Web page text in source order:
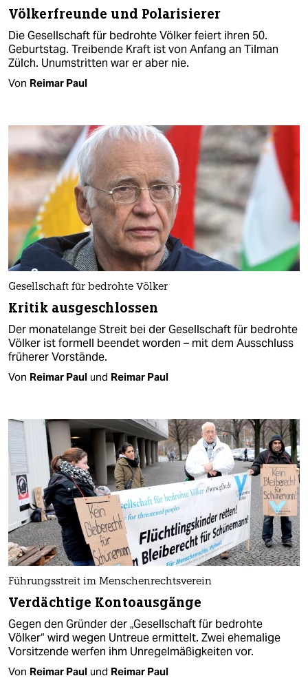
Völkerfreunde und Polarisierer
Die Gesellschaft für bedrohte Völker feiert ihren 50.
Geburtstag. Treibende Kraft ist von Anfang an Tilman
Zülch. Unumstritten war er aber nie.
Von Reimar Paul
Gesellschaft für bedrohte Völker
Kritik ausgeschlossen
Der monatelange Streit bei der Gesellschaft für bedrohte
Völker ist formell beendet worden – mit dem Ausschluss
früherer Vorstände.
Von Reimar Paul und Reimar Paul
Führungsstreit im Menschenrechtsverein
Verdächtige Kontoausgänge
Gegen den Gründer der „Gesellschaft für bedrohte
Völker“ wird wegen Untreue ermittelt. Zwei ehemalige
Vorsitzende werfen ihm Unregelmäßigkeiten vor.
Von Reimar Paul und Reimar Paul